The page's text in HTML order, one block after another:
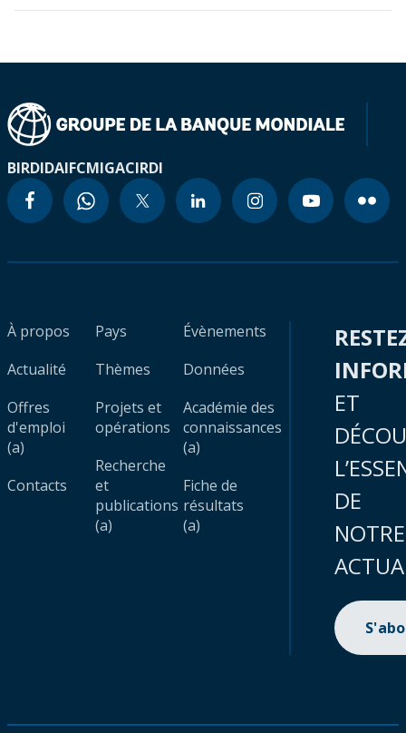
BIRDIDAIFCMIGACIRDI
À propos
Actualité
Offres
d'emploi
(a)
Contacts
Pays
Thèmes
Projets et
opérations
Recherche
et
publications
(a)
Évènements
Données
Académie des
connaissances
(a)
Fiche de
résultats
(a)
ET
DE
NOTRE